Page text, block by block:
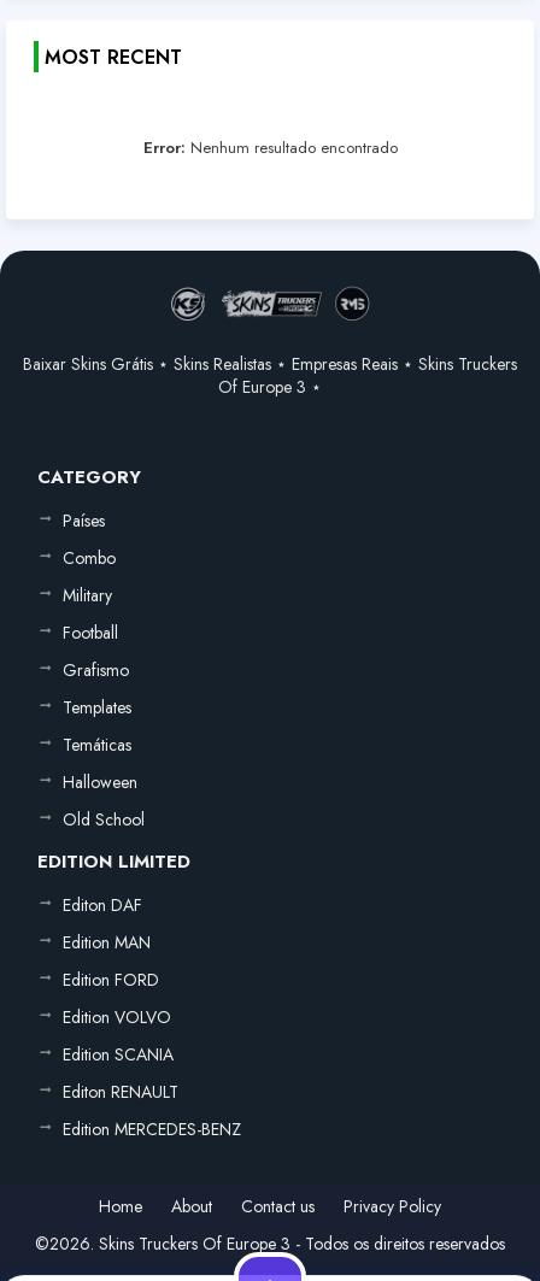
MOST RECENT
Error: Nenhum resultado encontrado
Baixar Skins Grátis ⋆ Skins Realistas ⋆ Empresas Reais ⋆ Skins Truckers
Of Europe 3 ⋆
CATEGORY
Países
Combo
Military
Football
Grafismo
Templates
Temáticas
Halloween
Old School
EDITION LIMITED
Editon DAF
Edition MAN
Edition FORD
Edition VOLVO
Edition SCANIA
Editon RENAULT
Edition MERCEDES-BENZ
Home About Contact us
Privacy Policy
©2026. Skins Truckers Of Europe 3 - Todos os direitos reservados